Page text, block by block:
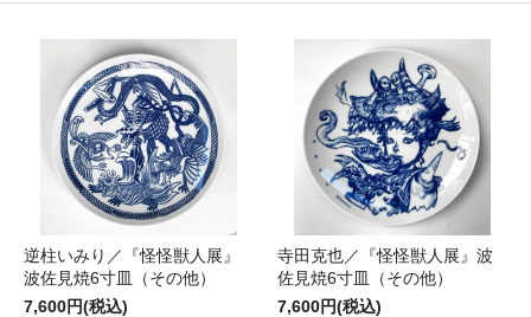
逆柱いみり／『怪怪獣人展』
波佐見焼6寸皿（その他）
7,600円(税込)
寺田克也／『怪怪獣人展』波
佐見焼6寸皿（その他）
7,600円(税込)